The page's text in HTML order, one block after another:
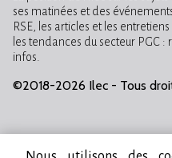
ses matinées et des
RSE, les articles et les
les tendances du secteur PGC
infos.
©2018-2026 Ilec - Tous